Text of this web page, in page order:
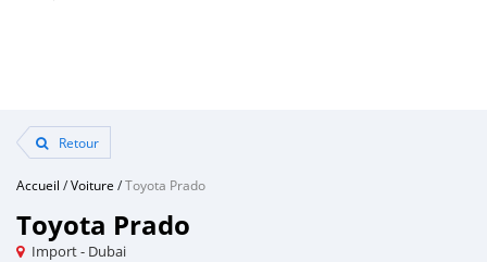
Retour
Accueil /Voiture /Toyota Prado
Toyota Prado
Import - Dubai